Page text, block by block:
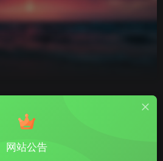
【知更鸟】begin主题常见问题
网站公告